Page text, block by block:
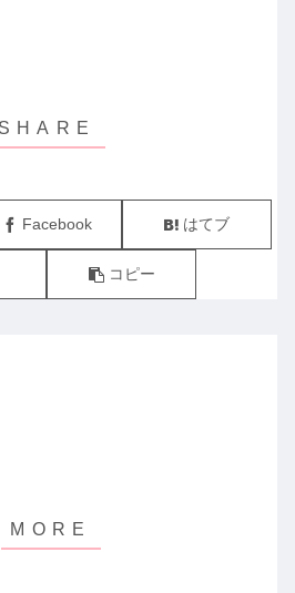
Facebook はてブ
コピー